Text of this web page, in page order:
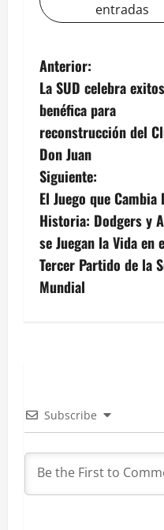
entradas
N
a
v
e
g
a
c
i
d
e
e
n
Anterior:
La SUD celebra
benéfica para
reconstrucción del
Don Juan
Siguiente:
El Juego que Cambia
Historia: Dodgers y
se Juegan la Vida en
Tercer Partido de la
Mundial
Subscribe